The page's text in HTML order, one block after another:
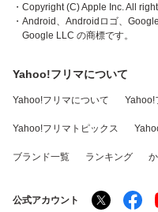
・Copyright (C) Apple Inc. All
・Android、Androidロゴ、
Google LLC の商標です。
Yahoo!フリマについて
Yahoo!フリマについて Yahoo!
Yahoo!フリマトピックス
ブランド一覧 ランキング
公式アカウント